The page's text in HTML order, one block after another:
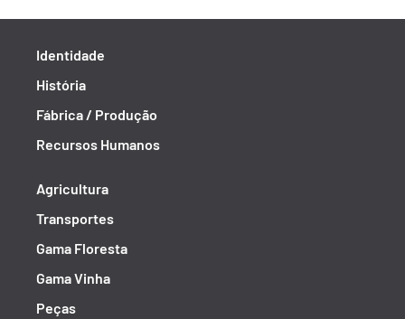
Identidade
História
Fábrica / Produção
Recursos Humanos
Agricultura
Transportes
Gama Floresta
Gama Vinha
Peças